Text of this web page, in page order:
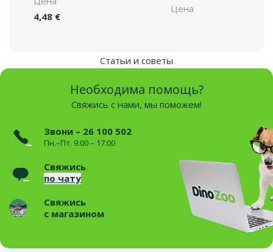
4,48 €
Цена
Статьи и советы
Необходима помощь?
Свяжись с нами, мы поможем!
Звони – 26 100 502
Пн.–Пт. 9:00 – 17:00
Свяжись
по чату
Свяжись
с магазином